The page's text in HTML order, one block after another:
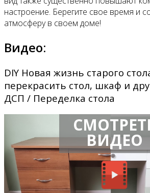
настроение. Берегите свое время и
атмосферу в своем доме!
Видео:
DIY Новая жизнь старого
перекрасить стол, шкаф и
ДСП / Переделка стола
ВИДЕО